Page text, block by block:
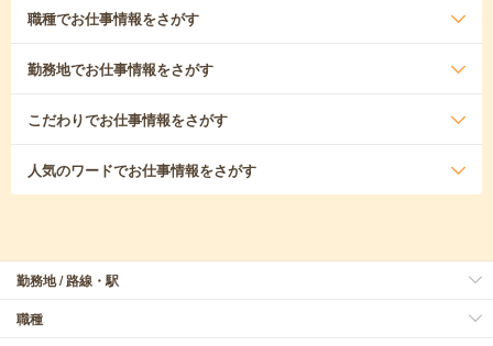
職種でお仕事情報をさがす
勤務地でお仕事情報をさがす
こだわりでお仕事情報をさがす
人気のワードでお仕事情報をさがす
勤務地 / 路線・駅
職種